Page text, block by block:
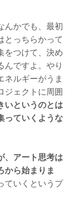
んかでも、最初
とっちらかって
をつけて、決め
んですよ。やり
ネルギーがうま
ジェクトに周囲
いというのとは
っていくような
、アート思考は
から始まりま
ていくというプ